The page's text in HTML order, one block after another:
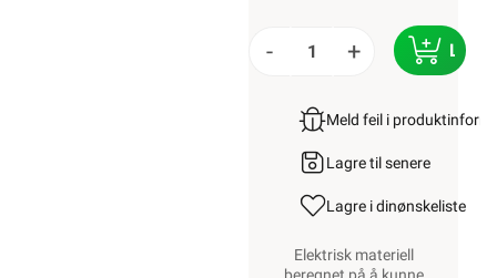
- +
Meld feil i
Lagre til senere
Lagre i dinønskeliste
Elektrisk materiell